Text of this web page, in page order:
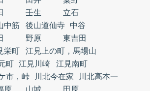
壬生
立石
中筋 後山道仙寺
中谷
野原
東吉田
栄町
江見上の町，馬場山
町 江見川崎
江見南町
市，峠
川北今在家
川北高本一
原 山城
田原